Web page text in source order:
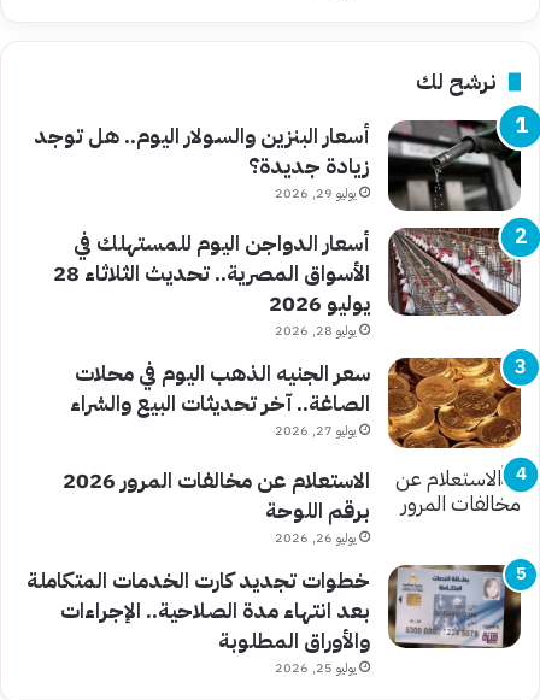
نرشح لك
أسعار البنزين والسولار اليوم.. هل توجد
زيادة جديدة؟
يوليو 29, 2026
أسعار الدواجن اليوم للمستهلك في
الأسواق المصرية.. تحديث الثلاثاء 28
يوليو 2026
يوليو 28, 2026
سعر الجنيه الذهب اليوم في محلات
الصاغة.. آخر تحديثات البيع والشراء
يوليو 27, 2026
الاستعلام عن مخالفات المرور 2026
برقم اللوحة
يوليو 26, 2026
خطوات تجديد كارت الخدمات المتكاملة
بعد انتهاء مدة الصلاحية.. الإجراءات
والأوراق المطلوبة
يوليو 25, 2026